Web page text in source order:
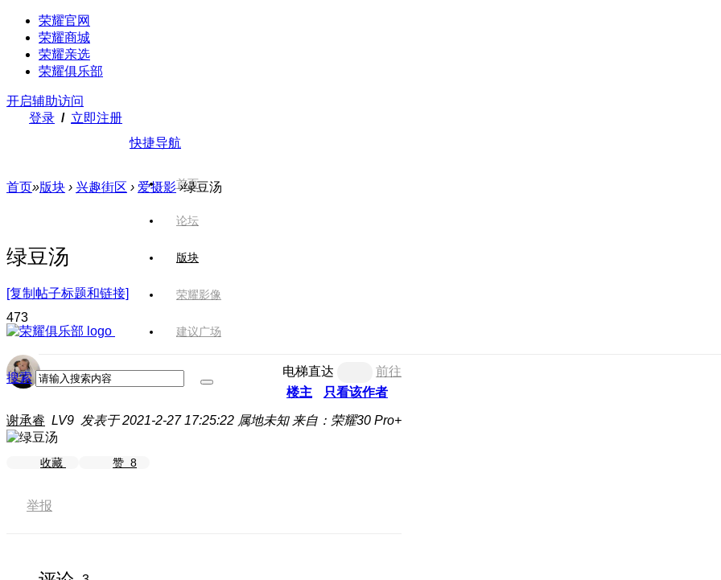
荣耀官网
荣耀商城
荣耀亲选
荣耀俱乐部
开启辅助访问
登录 / 立即注册
快捷导航
首页
论坛
版块
荣耀影像
建议广场
搜索
首页»版块 › 兴趣街区 › 爱摄影 ›绿豆汤
绿豆汤
[复制帖子标题和链接]
473
电梯直达
前往
楼主
只看该作者
谢承睿 LV9 发表于 2021-2-27 17:25:22 属地未知 来自：荣耀30 Pro+
收藏 赞 8
举报